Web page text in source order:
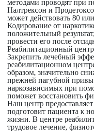
методами проводят при
Налтрексон и
может действовать 80
Кодирование от
положительный
провести его после
Реабилитационный
Закрепить лечебный
реабилитационном
образом, значительно
прежней пагубной
наркозависимых при
поможет восстановить
Наш центр
подготовит пациента к
жизни. В центре
трудовое лечение,